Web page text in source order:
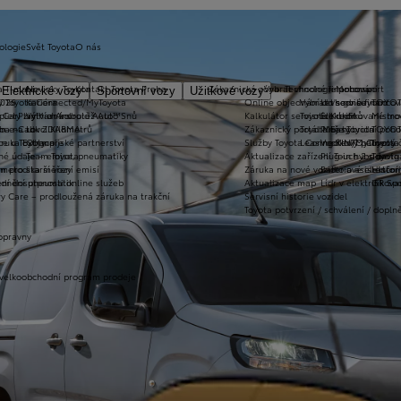
Elektrické vozy Sportovní vozy
Užitkové vozyVybrat vhodné financování
Vybrat vhodné
Toyota Kredit
Toyota Easy
Leasing KINTO One
zimních kol
na rok ZDARMA
Extracare
pro starší vozy
pneumatik
Care – prodloužená záruka na trakční
program prodeje
Zákaznická zóna
Online objednání do servisu
Kalkulátor servisních úkonů
Zákaznický portál Moje Toyota
Služby Toyota Connected/MyToyota
Aktualizace zařízení Touch 2 s
Záruka na nové vozidlo a asistenční
Aktualizace map
Servisní historie vozidel
Toyota potvrzení / schválení /
T-mate
Toyota Connected/MyToyota
CarPlay™ a Android Auto™
e-Call
u Toyoty
údaje – emise, pneumatiky
metodika měření emisí
dosutpnosti online služeb
Technologie pohonu
Let's go beyond
Elektrifikované
Plně hybridní
Vodíkový palivový
Plug-in hybrid
Bateriové
Lídr v
Svět Toyota
Novinky Toyota
Kariéra
Výtvarná soutěž Auto Snů
Lovci Kilometrů
Olympijské partnerství
Team Toyota
Motorsport
GR
O nás
Kontakt Toyota Praha